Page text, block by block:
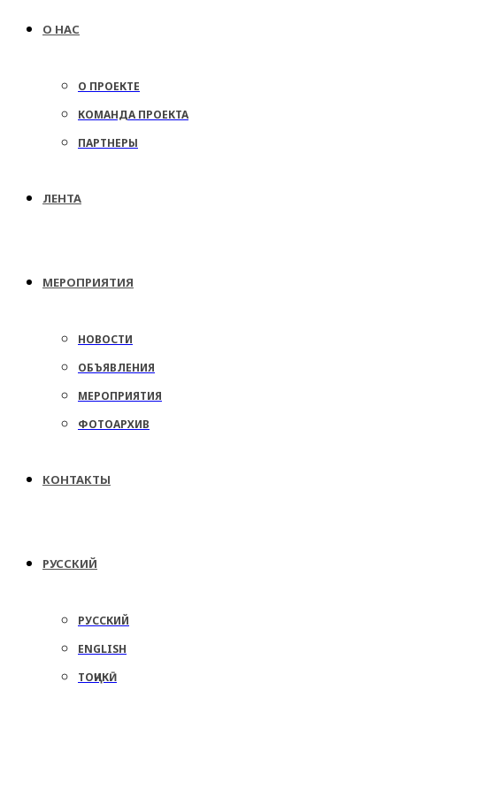
О НАС
О ПРОЕКТЕ
КОМАНДА ПРОЕКТА
ПАРТНЕРЫ
ЛЕНТА
МЕРОПРИЯТИЯ
НОВОСТИ
ОБЪЯВЛЕНИЯ
МЕРОПРИЯТИЯ
ФОТОАРХИВ
КОНТАКТЫ
РУССКИЙ
РУССКИЙ
ENGLISH
ТОҶИКӢ